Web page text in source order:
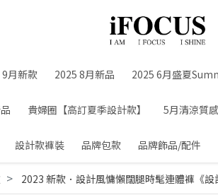
月新款 2025 8月新品 2025 6月盛夏
貴婦圈【高訂夏季設計款】 5月清涼質
設計款褲裝 品牌包款 品牌飾品/配件
2023 新款．設計風慵懶闊腿時髦連體褲《設